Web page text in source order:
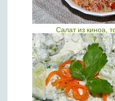
Салат из киноа,